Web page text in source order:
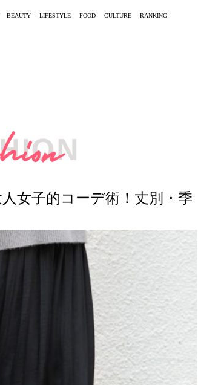
BEAUTY LIFESTYLE FOOD CULTURE RANKING
女子的コーデ術！丈別・季